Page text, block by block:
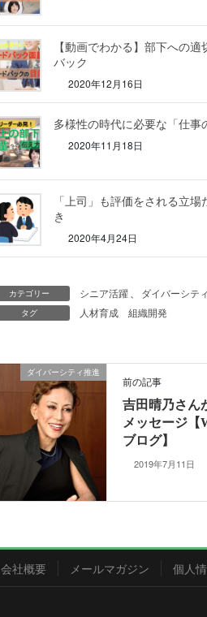
【動画でわかる】部下への適
バック
2020年12月16日
多様性の時代に必要な「仕事
2020年11月18日
「上司」も評価をされる立
き
2020年4月24日
カテゴリー シニア活躍 ダイバーシテ
タグ 人材育成 組織開発
ダイバーシティ推進
前の記事
吉田晴乃さん
メッセージ【
ブログ】
2019年7月11日
会社概要 メールマガジン 個人